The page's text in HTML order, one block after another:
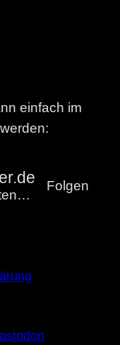
einfach im
@torstenn@torstennienaber.de
Folgen